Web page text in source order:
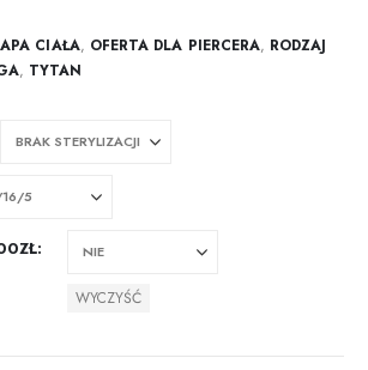
CIAŁA, OFERTA DLA PIERCERA, RODZAJ
, TYTAN
WYCZYŚĆ